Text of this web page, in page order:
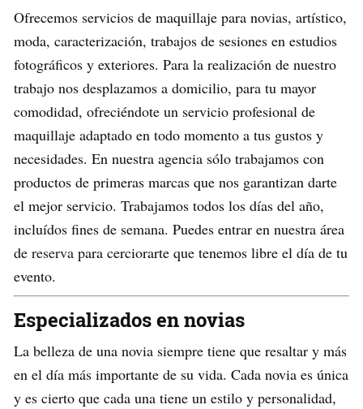
Ofrecemos servicios de maquillaje para novias, artístico,
moda, caracterización, trabajos de sesiones en estudios
fotográficos y exteriores. Para la realización de nuestro
trabajo nos desplazamos a domicilio, para tu mayor
comodidad, ofreciéndote un servicio profesional de
maquillaje adaptado en todo momento a tus gustos y
necesidades. En nuestra agencia sólo trabajamos con
productos de primeras marcas que nos garantizan darte
el mejor servicio. Trabajamos todos los días del año,
incluídos fines de semana. Puedes entrar en nuestra área
de reserva para cerciorarte que tenemos libre el día de tu
evento.
Especializados en novias
La belleza de una novia siempre tiene que resaltar y más
en el día más importante de su vida. Cada novia es única
y es cierto que cada una tiene un estilo y personalidad,